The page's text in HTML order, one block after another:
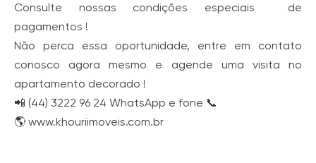
Consulte nossas condições especiais de
pagamentos !
Não perca essa oportunidade, entre em contato
conosco agora mesmo e agende uma visita no
apartamento decorado !
📲 (44) 3222 96 24 WhatsApp e fone 📞
🌎 www.khouriimoveis.com.br